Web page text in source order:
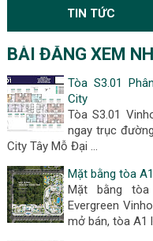
TIN TỨC
BÀI ĐĂNG XEM
Tòa S3.01
City
Tòa S3.01
ngay trục
City Tây Mỗ Đại …
Mặt bằng tòa
Mặt bằng tòa
Evergreen
mở bán, tòa A1